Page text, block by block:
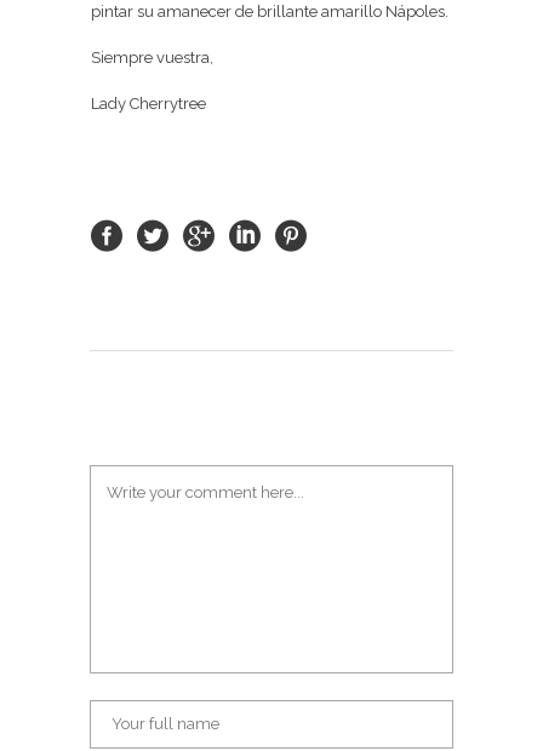
pintar su amanecer de brillante amarillo Nápoles.
Siempre vuestra,
Lady Cherrytree